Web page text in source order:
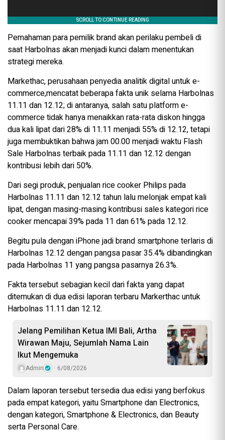
Pemahaman para pemilik brand akan perilaku pembeli di
saat Harbolnas akan menjadi kunci dalam menentukan
strategi mereka.
Markethac, perusahaan penyedia analitik digital untuk e-
commerce,mencatat beberapa fakta unik selama Harbolnas
11.11 dan 12.12; di antaranya, salah satu platform e-
commerce tidak hanya menaikkan rata-rata diskon hingga
dua kali lipat dari 28% di 11.11 menjadi 55% di 12.12, tetapi
juga membuktikan bahwa jam 00.00 menjadi waktu Flash
Sale Harbolnas terbaik pada 11.11 dan 12.12 dengan
kontribusi lebih dari 50%.
Dari segi produk, penjualan rice cooker Philips pada
Harbolnas 11.11 dan 12.12 tahun lalu melonjak empat kali
lipat, dengan masing-masing kontribusi sales kategori rice
cooker mencapai 39% pada 11 dan 61% pada 12.12.
Begitu pula dengan iPhone jadi brand smartphone terlaris di
Harbolnas 12.12 dengan pangsa pasar 35.4% dibandingkan
pada Harbolnas 11 yang pangsa pasarnya 26.3%.
Fakta tersebut sebagian kecil dari fakta yang dapat
ditemukan di dua edisi laporan terbaru Markerthac untuk
Harbolnas 11.11 dan 12.12.
Jelang Pemilihan Ketua IMI Bali, Artha
Wirawan Maju, Sejumlah Nama Lain
Ikut Mengemuka
Admin 6/08/2026
Dalam laporan tersebut tersedia dua edisi yang berfokus
pada empat kategori, yaitu Smartphone dan Electronics,
dengan kategori, Smartphone & Electronics, dan Beauty
serta Personal Care.